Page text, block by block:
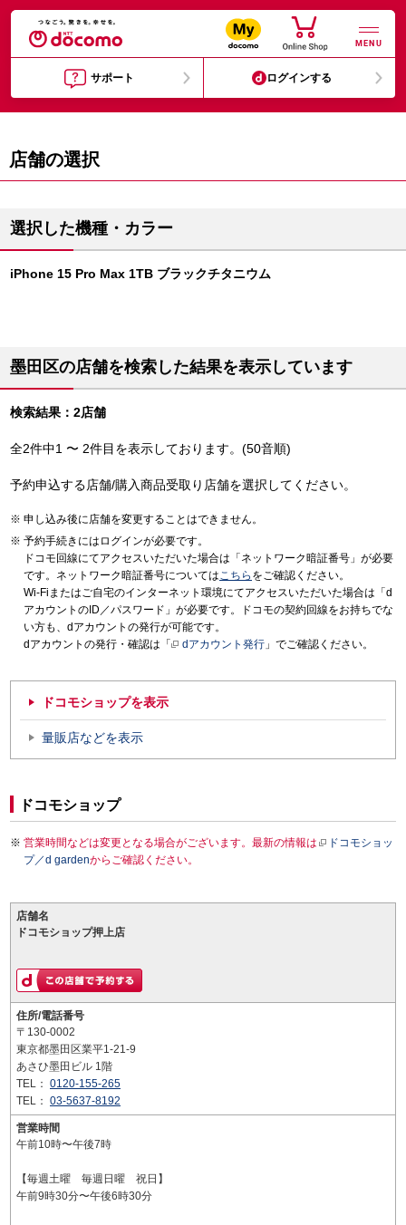
MENU
サポート ログインする
店舗の選択
選択した機種・カラー
iPhone 15 Pro Max 1TB ブラックチタニウム
墨田区の店舗を検索した結果を表示しています
検索結果：2店舗
全2件中1 〜 2件目を表示しております。(50音順)
予約申込する店舗/購入商品受取り店舗を選択してください。
申し込み後に店舗を変更することはできません。
予約手続きにはログインが必要です。
ドコモ回線にてアクセスいただいた場合は「ネットワーク暗証番号」が必要
です。ネットワーク暗証番号についてはこちら をご確認ください。
Wi-Fiまたはご自宅のインターネット環境にてアクセスいただいた場合は「d
アカウントのID／パスワード」が必要です。ドコモの契約回線をお持ちでな
い方も、dアカウントの発行が可能です。
dアカウントの発行・確認は「
dアカウント発行 」でご確認ください。
ドコモショップを表示
量販店などを表示
ドコモショップ
営業時間などは変更となる場合がございます。最新の情報は
ドコモショッ
プ／d gardenからご確認ください。
店舗名
ドコモショップ押上店
住所/電話番号
〒130-0002
東京都墨田区業平1-21-9
あさひ墨田ビル 1階
TEL： 0120-155-265
TEL： 03-5637-8192
営業時間
午前10時〜午後7時
【毎週土曜 毎週日曜 祝日】
午前9時30分〜午後6時30分